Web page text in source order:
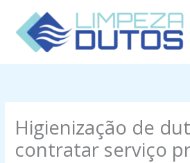
para
Higienização de
contratar serviço